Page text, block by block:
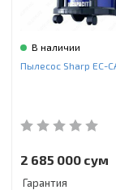
В наличии
Пылесос Sharp EC-
2 685 000 сум
Гарантия